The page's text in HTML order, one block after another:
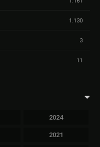
1.130
3
11
2024
2021